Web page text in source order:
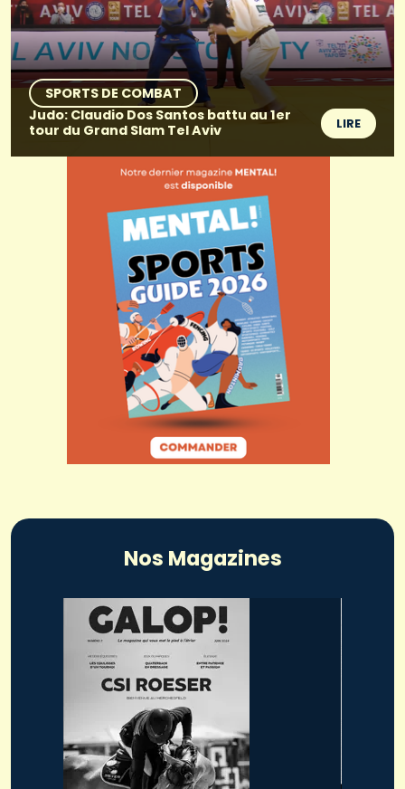
SPORTS DE COMBAT
Judo: Claudio Dos Santos battu au 1er
tour du Grand Slam Tel Aviv
LIRE
Nos Magazines